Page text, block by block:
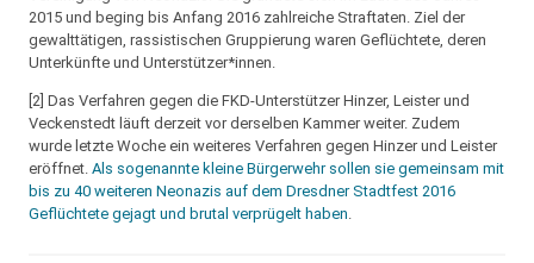
2015 und beging bis Anfang 2016 zahlreiche Straftaten. Ziel der
gewalttätigen, rassistischen Gruppierung waren Geflüchtete, deren
Unterkünfte und Unterstützer*innen.
[2] Das Verfahren gegen die FKD-Unterstützer Hinzer, Leister und
Veckenstedt läuft derzeit vor derselben Kammer weiter. Zudem
wurde letzte Woche ein weiteres Verfahren gegen Hinzer und Leister
eröffnet. Als sogenannte kleine Bürgerwehr sollen sie gemeinsam mit
bis zu 40 weiteren Neonazis auf dem Dresdner Stadtfest 2016
Geflüchtete gejagt und brutal verprügelt haben.